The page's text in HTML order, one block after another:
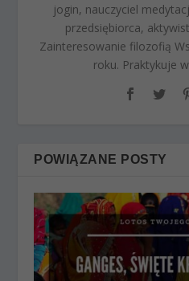
jogin, nauczyciel
przedsiębiorca,
Zainteresowanie filozofią
roku. Praktykuje
POWIĄZANE POSTY